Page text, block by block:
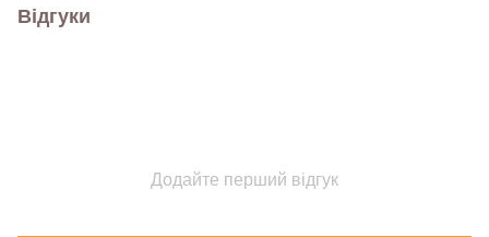
Відгуки
Додайте перший відгук